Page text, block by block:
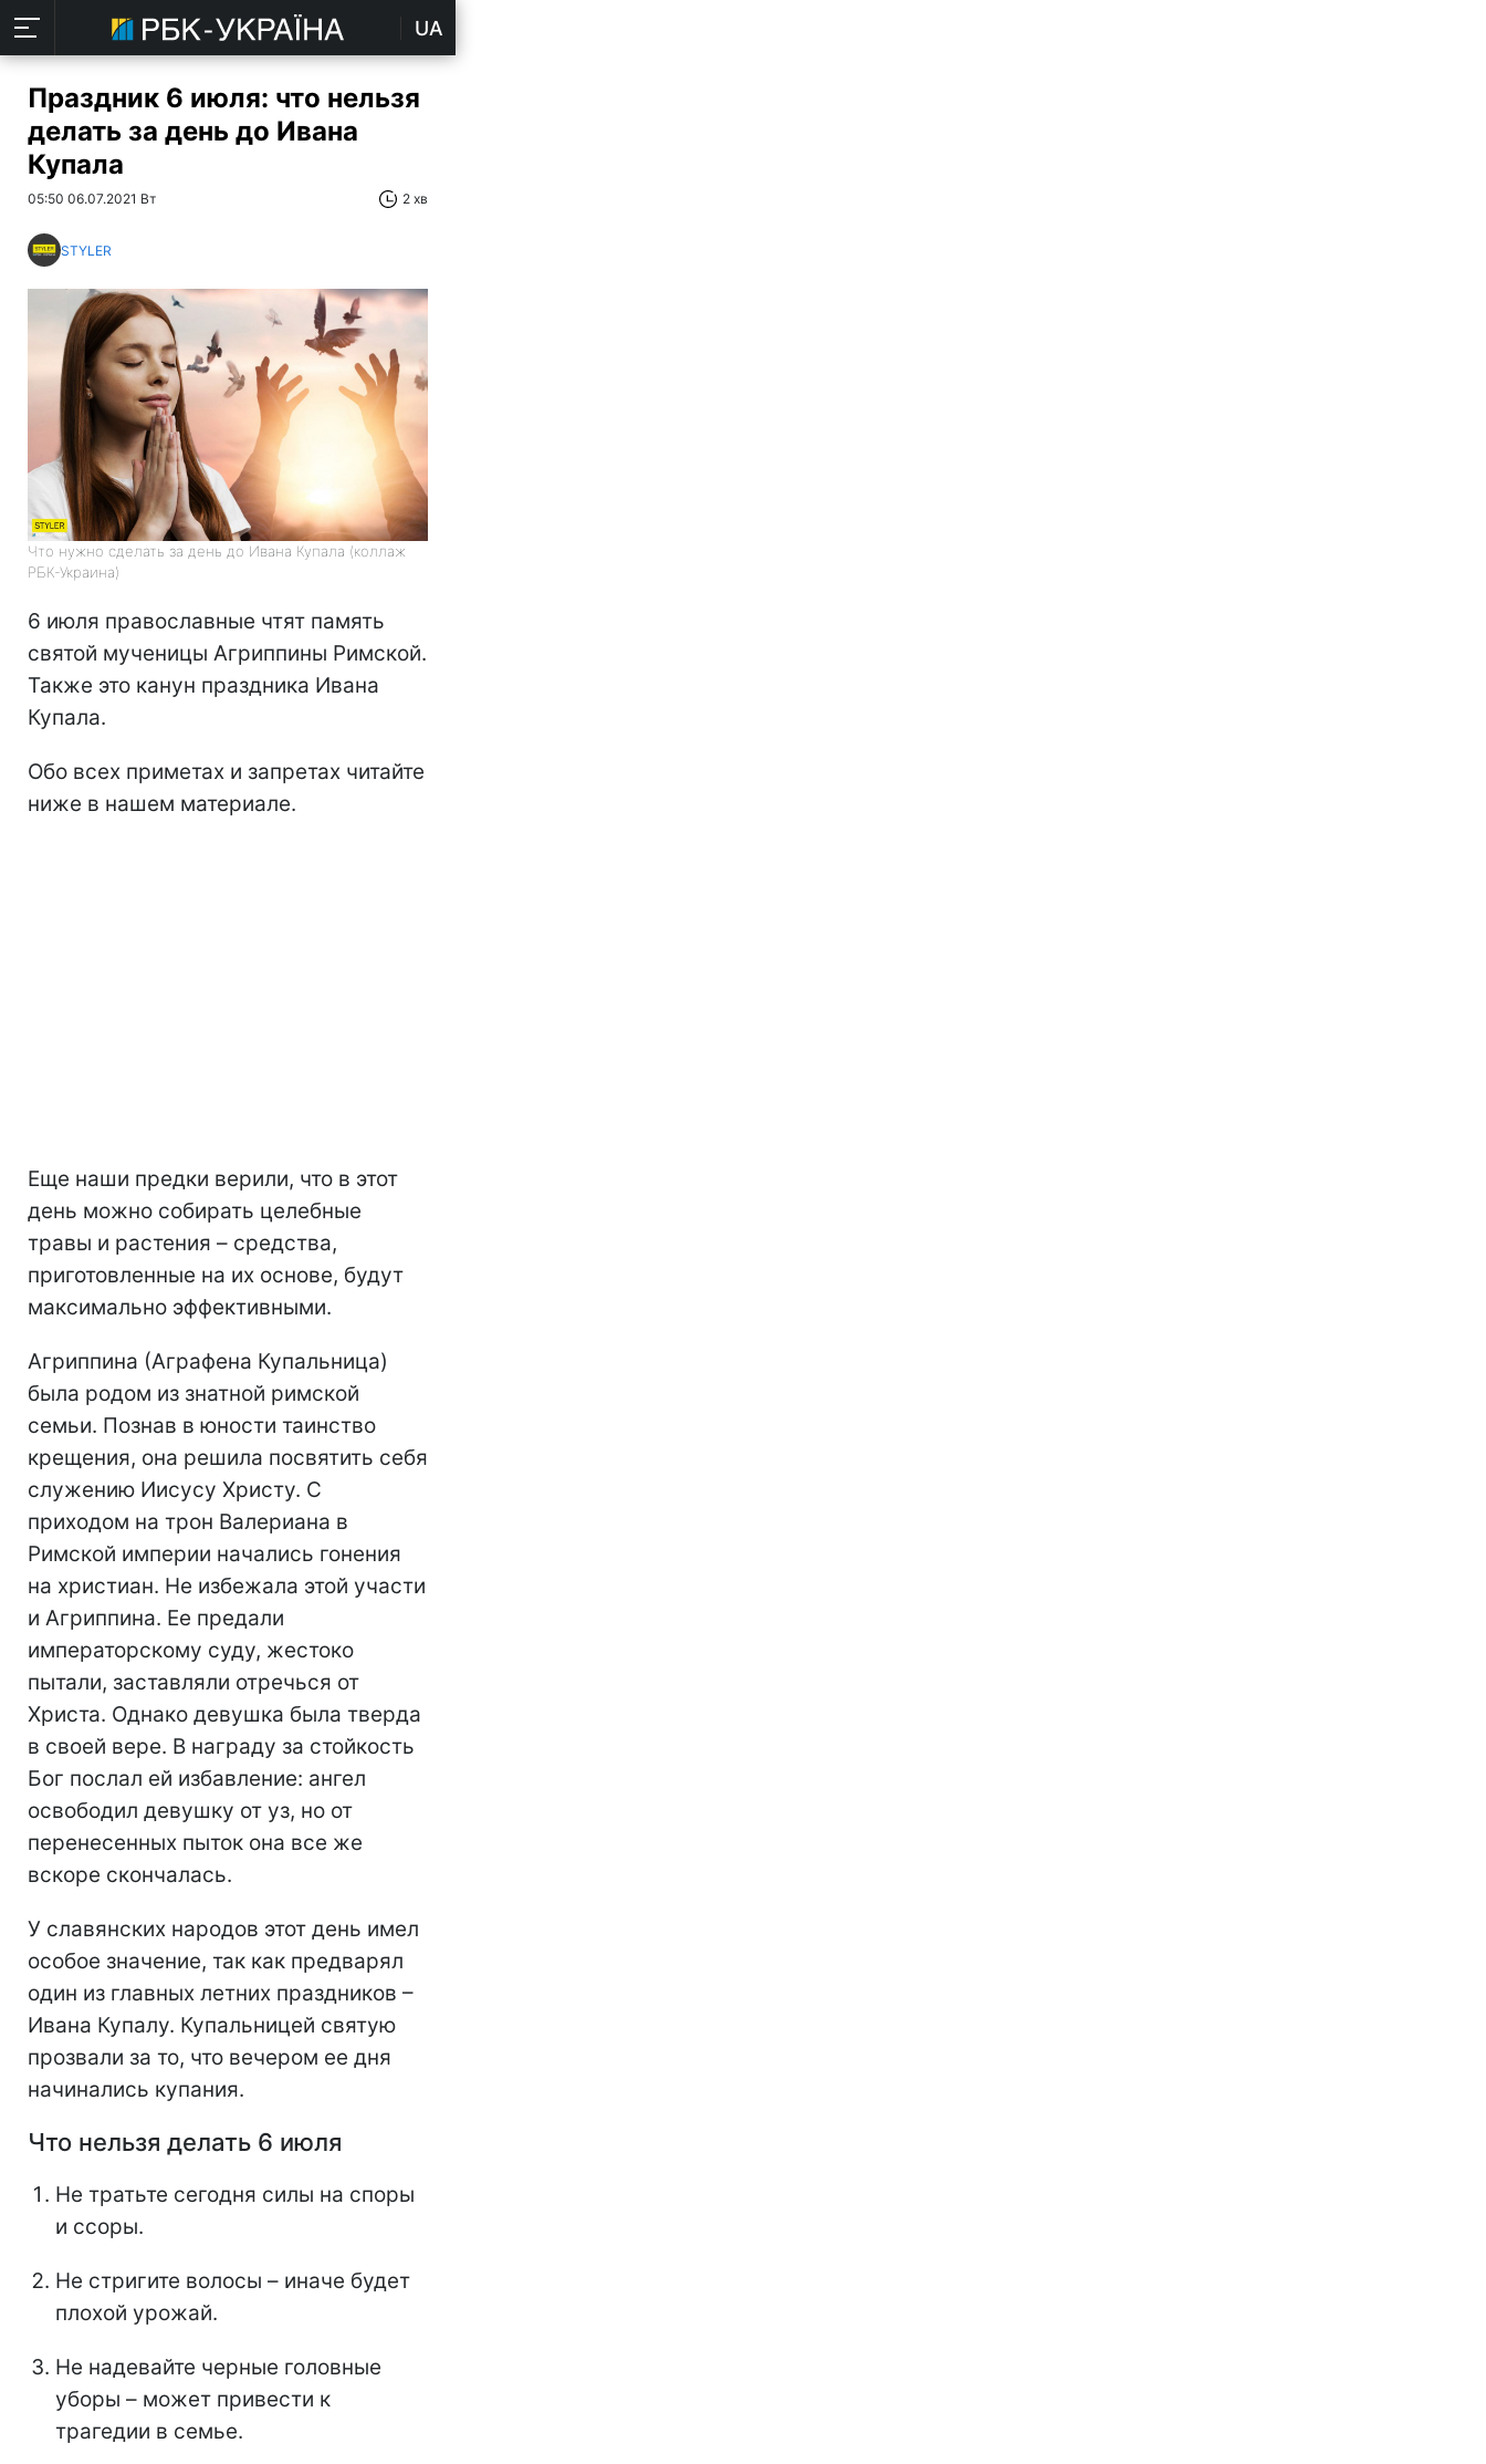
UA
Праздник 6 июля: что нельзя
делать за день до Ивана
Купала
05:50 06.07.2021 Вт 2 хв
STYLER
Что нужно сделать за день до Ивана Купала (коллаж
РБК-Украина)
6 июля православные чтят память
святой мученицы Агриппины Римской.
Также это канун праздника Ивана
Купала.
Обо всех приметах и запретах читайте
ниже в нашем материале.
Еще наши предки верили, что в этот
день можно собирать целебные
травы и растения – средства,
приготовленные на их основе, будут
максимально эффективными.
Агриппина (Аграфена Купальница)
была родом из знатной римской
семьи. Познав в юности таинство
крещения, она решила посвятить себя
служению Иисусу Христу. С
приходом на трон Валериана в
Римской империи начались гонения
на христиан. Не избежала этой участи
и Агриппина. Ее предали
императорскому суду, жестоко
пытали, заставляли отречься от
Христа. Однако девушка была тверда
в своей вере. В награду за стойкость
Бог послал ей избавление: ангел
освободил девушку от уз, но от
перенесенных пыток она все же
вскоре скончалась.
У славянских народов этот день имел
особое значение, так как предварял
один из главных летних праздников –
Ивана Купалу. Купальницей святую
прозвали за то, что вечером ее дня
начинались купания.
Что нельзя делать 6 июля
Не тратьте сегодня силы на споры
и ссоры.
Не стригите волосы – иначе будет
плохой урожай.
Не надевайте черные головные
уборы – может привести к
трагедии в семье.